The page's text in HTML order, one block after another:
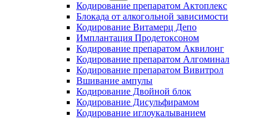
Кодирование препаратом Актоплекс
Блокада от алкогольной зависимости
Кодирование Витамерц Депо
Имплантация Продетоксоном
Кодирование препаратом Аквилонг
Кодирование препаратом Алгоминал
Кодирование препаратом Вивитрол
Вшивание ампулы
Кодирование Двойной блок
Кодирование Дисульфирамом
Кодирование иглоукалыванием